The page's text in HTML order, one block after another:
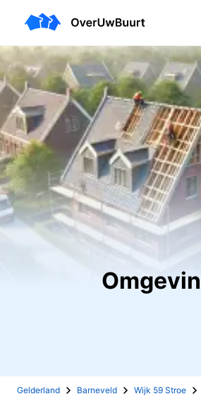
Gelderland Barneveld Wijk 59 Stroe